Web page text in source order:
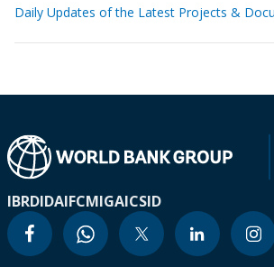
Daily Updates of the Latest Projects &
IBRDIDAIFCMIGAICSID